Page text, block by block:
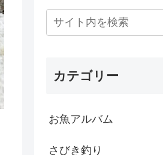
カテゴリー
お魚アルバム
さびき釣り